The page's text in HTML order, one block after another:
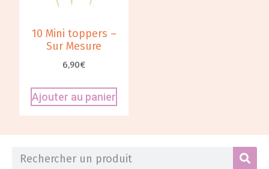
10 Mini toppers –
Sur Mesure
6,90€
Ajouter au panier